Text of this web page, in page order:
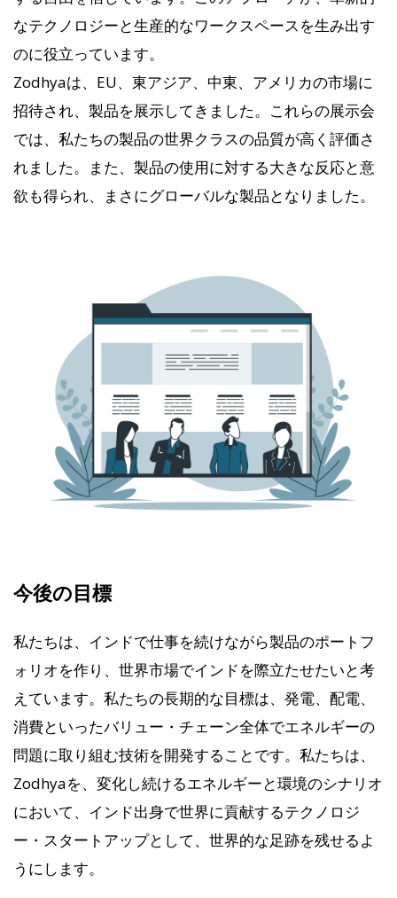
なテクノロジーと生産的なワークスペースを生み出す
のに役立っています。
Zodhyaは、EU、東アジア、中東、アメリカの市場に
招待され、製品を展示してきました。これらの展示会
では、私たちの製品の世界クラスの品質が高く評価さ
れました。また、製品の使用に対する大きな反応と意
欲も得られ、まさにグローバルな製品となりました。
今後の目標
私たちは、インドで仕事を続けながら製品のポートフ
ォリオを作り、世界市場でインドを際立たせたいと考
えています。私たちの長期的な目標は、発電、配電、
消費といったバリュー・チェーン全体でエネルギーの
問題に取り組む技術を開発することです。私たちは、
Zodhyaを、変化し続けるエネルギーと環境のシナリオ
において、インド出身で世界に貢献するテクノロジ
ー・スタートアップとして、世界的な足跡を残せるよ
うにします。